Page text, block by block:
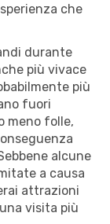
che
durante
più vivace
più
fuori
meno folle,
alcune
a causa
attrazioni
visita più